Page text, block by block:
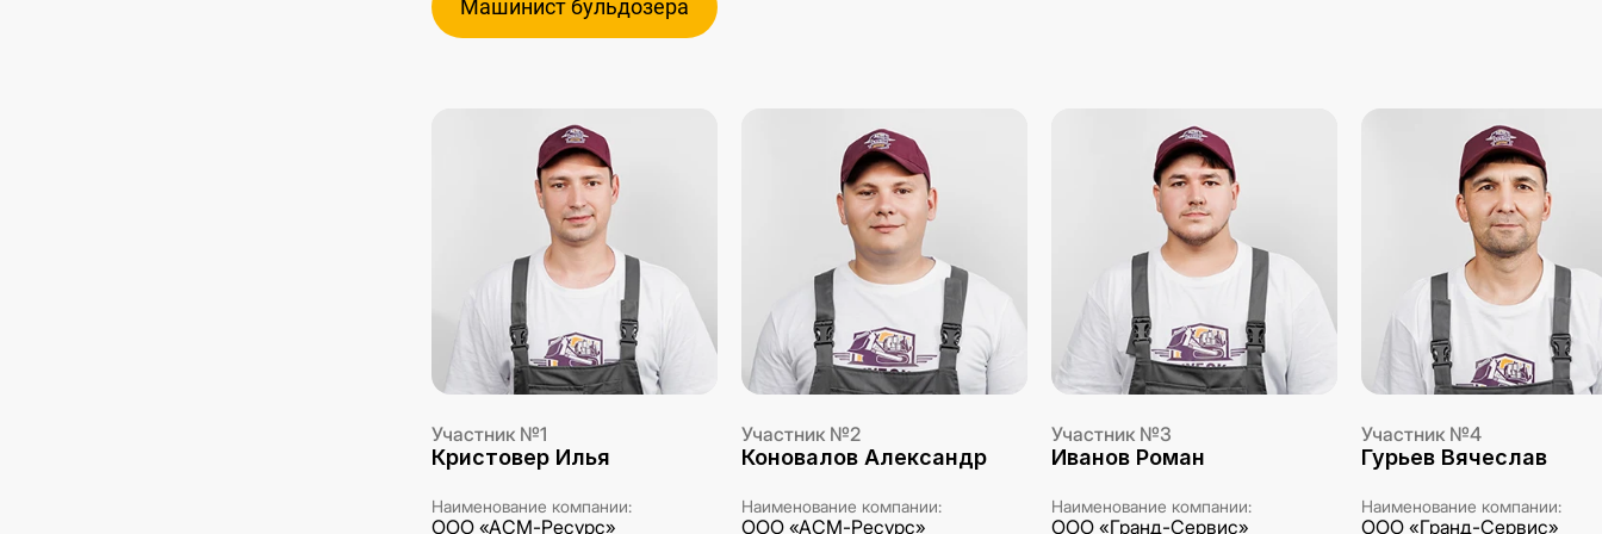
Машинист бульдозера
Участник №1
Кристовер Илья
Наименование компании:
ООО «АСМ-Ресурс»
Участник №2
Коновалов Александр
Наименование компании:
ООО «АСМ-Ресурс»
Участник №3
Иванов Роман
Наименование компании:
ООО «Гранд-Сервис»
Участник №4
Гурьев Вячеслав
Наименование компании:
ООО «Гранд-Сервис»